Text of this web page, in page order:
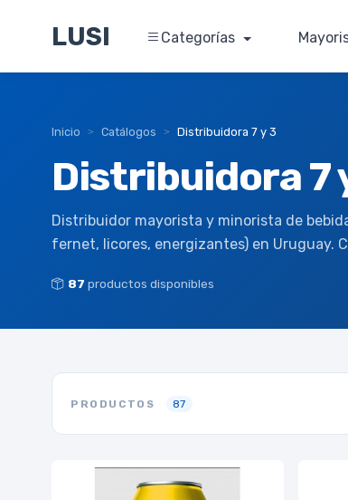
LUSI Categorías
Inicio Catálogos Distribuidora 7 y 3
Distribuidora 7
Distribuidor mayorista y minorista de
fernet, licores, energizantes) en Uruguay.
87 productos disponibles
PRODUCTOS 87